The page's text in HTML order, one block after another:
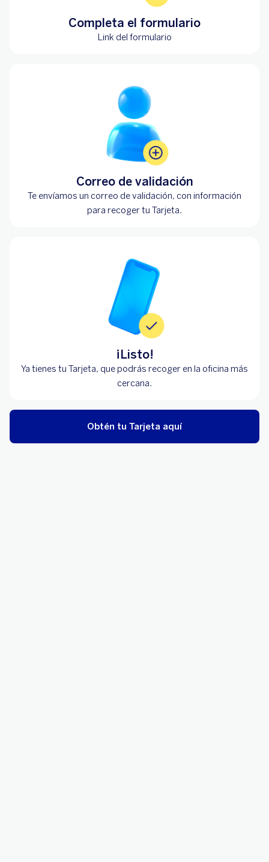
Completa el formulario
Link del formulario
Correo de validación
Te envíamos un correo de validación, con información
para recoger tu Tarjeta.
¡Listo!
Ya tienes tu Tarjeta, que podrás recoger en la oficina más
cercana.
Obtén tu Tarjeta aquí